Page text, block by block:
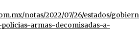
notas/2022/07/26/estados/
armas-decomisadas-a-